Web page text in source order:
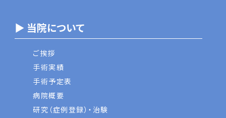
▶ 当院について
ご挨拶
手術実績
手術予定表
病院概要
研究（症例登録）・治験